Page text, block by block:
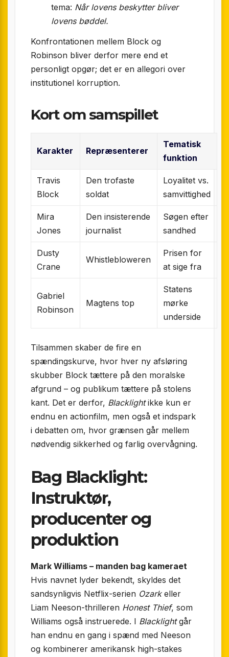
tema: Når lovens beskytter bliver
lovens bøddel.
Konfrontationen mellem Block og
Robinson bliver derfor mere end et
personligt opgør; det er en allegori over
institutionel korruption.
Kort om samspillet
Karakter Repræsenterer
Tematisk
funktion
Travis
Block
Den trofaste
soldat
Loyalitet vs.
samvittighed
Mira
Jones
Den insisterende
journalist
Søgen efter
sandhed
Dusty
Crane
Whistlebloweren
Prisen for
at sige fra
Gabriel
Robinson
Magtens top
Statens
mørke
underside
Tilsammen skaber de fire en
spændingskurve, hvor hver ny afsløring
skubber Block tættere på den moralske
afgrund – og publikum tættere på stolens
kant. Det er derfor, Blacklightikke kun er
endnu en actionfilm, men også et indspark
i debatten om, hvor grænsen går mellem
nødvendig sikkerhed og farlig overvågning.
Bag Blacklight:
Instruktør,
producenter og
produktion
Mark Williams – manden bag kameraet
Hvis navnet lyder bekendt, skyldes det
sandsynligvis Netflix-serien Ozarkeller
Liam Neeson-thrilleren Honest Thief, som
Williams også instruerede. I Blacklightgår
han endnu en gang i spænd med Neeson
og kombinerer amerikansk high-stakes